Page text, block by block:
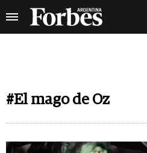
#El mago de Oz